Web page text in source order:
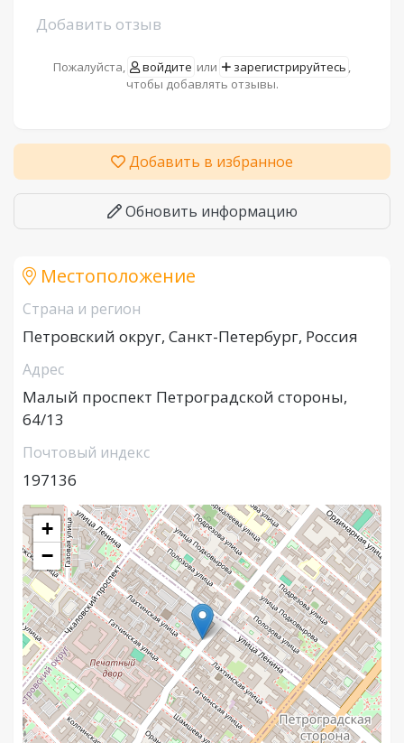
Добавить отзыв
Пожалуйста, войдите или зарегистрируйтесь ,
чтобы добавлять отзывы.
Добавить в избранное
Обновить информацию
Местоположение
Страна и регион
Петровский округ, Санкт-Петербург, Россия
Адрес
Малый проспект Петроградской стороны,
64/13
Почтовый индекс
197136
+
−